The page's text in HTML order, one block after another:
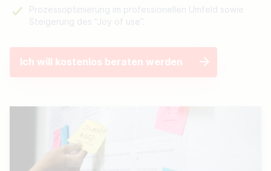
Prozessoptimierung im professionellen Umfeld sowie
Steigerung des “Joy of use”.
Ich will kostenlos beraten werden